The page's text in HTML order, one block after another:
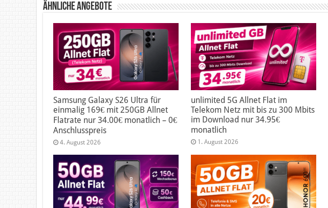
Ähnliche Angebote
Samsung Galaxy S26 Ultra für
einmalig 169€ mit 250GB Allnet
Flatrate nur 34.00€ monatlich – 0€
Anschlusspreis
4. August 2026
unlimited 5G Allnet Flat im
Telekom Netz mit bis zu 300 Mbits
im Download nur 34.95€
monatlich
1. August 2026